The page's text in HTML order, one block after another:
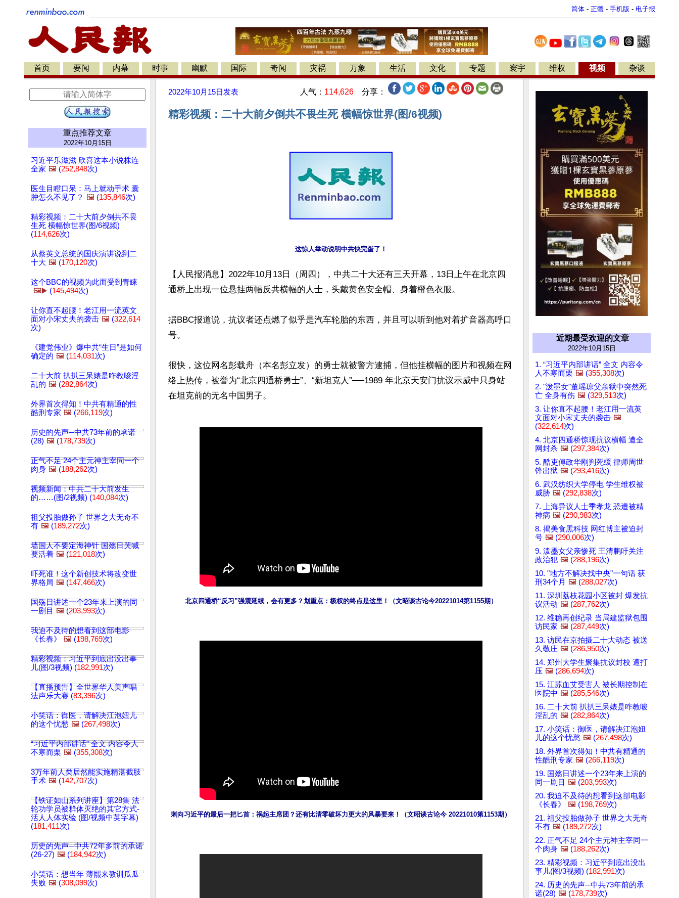
简体 - 正體 - 手机版 - 电子报
首页 要闻 内幕 时事 幽默 国际 奇闻 灾祸 万象 生活 文化 专题 寰宇 维权 视频 杂谈
重点推荐文章
2022年10月15日
习近平乐滋滋 欣喜这本小说株连
全家 🖼️ (252,848次)
医生目瞪口呆：马上就动手术 囊
肿怎么不见了？ 🖼️ (135,846次)
精彩视频：二十大前夕倒共不畏
生死 横幅惊世界(图/6视频)
(114,626次)
从蔡英文总统的国庆演讲说到二
十大 🖼️ (170,120次)
这个BBC的视频为此而受到青睐
🖼️▶️ (145,494次)
让你直不起腰！老江用一流英文
面对小宋丈夫的袭击 🖼️ (322,614
次)
《建党伟业》爆中共“生日”是如何
确定的 🖼️ (114,031次)
二十大前 扒扒三呆婊是咋教唆淫
乱的 🖼️ (282,864次)
外界首次得知！中共有精通的性
酷刑专家 🖼️ (266,119次)
历史的先声─中共73年前的承诺
(28) 🖼️ (178,739次)
正气不足 24个主元神主宰同一个
肉身 🖼️ (188,262次)
视频新闻：中共二十大前发生
的……(图/2视频) (140,084次)
祖父投胎做孙子 世界之大无奇不
有 🖼️ (189,272次)
墙国人不要定海神针 国殇日哭喊
要活着 🖼️ (121,018次)
吓死谁！这个新创技术将改变世
界格局 🖼️ (147,466次)
国殇日讲述一个23年来上演的同
一剧目 🖼️ (203,993次)
我迫不及待的想看到这部电影
《长春》
🖼️ (198,769次)
精彩视频：习近平到底出没出事
儿(图/3视频) (182,991次)
【直播预告】全世界华人美声唱
法声乐大赛 (83,396次)
小笑话：御医，请解决江泡妞儿
的这个忧愁 🖼️ (267,498次)
“习近平内部讲话” 全文 内容令人
不寒而栗 🖼️ (355,308次)
3万年前人类居然能实施精湛截肢
手术 🖼️ (142,707次)
【铁证如山系列讲座】第28集 法
轮功学员被群体灭绝的其它方式-
活人人体实验 (图/视频中英字幕)
(181,411次)
历史的先声─中共72年多前的承诺
(26-27) 🖼️ (184,942次)
小笑话：想当年 薄熙来教训瓜瓜
失败 🖼️ (308,099次)
2022年10月15日 发表 人气： 114,626 分享：
精彩视频：二十大前夕倒共不畏生死 横幅惊世界(图/6视频)
这惊人举动说明中共快完蛋了！
【人民报消息】2022年10月13日（周四），中共二十大还有三天开幕，13日上午在北京四
通桥上出现一位悬挂两幅反共横幅的人士，头戴黄色安全帽、身着橙色衣服。
据BBC报道说，抗议者还点燃了似乎是汽车轮胎的东西，并且可以听到他对着扩音器高呼口
号。
很快，这位网名彭载舟（本名彭立发）的勇士就被警方逮捕，但他挂横幅的图片和视频在网
络上热传，被誉为“北京四通桥勇士”、“新坦克人”──1989 年北京天安门抗议示威中只身站
北京四通桥“反习”强震延续，会有更多？划重点：极权的终点是这里！（文昭谈古论今20221014第1155期）
刺向习近平的最后一把匕首：祸起主席团？还有比清零破坏力更大的风暴要来！（文昭谈古论今 20221010第1153期）
近期最受欢迎的文章
2022年10月15日
1. “习近平内部讲话” 全文 内容令
人不寒而栗 🖼️ (355,308次)
2. "泼墨女"董瑶琼父亲狱中突然死
亡 全身有伤 🖼️ (329,513次)
3. 让你直不起腰！老江用一流英
文面对小宋丈夫的袭击 🖼️
(322,614次)
4. 北京四通桥惊现抗议横幅 遭全
网封杀 🖼️ (297,384次)
5. 酷吏傅政华刚判死缓 律师周世
锋出狱 🖼️ (293,416次)
6. 武汉纺织大学停电 学生维权被
威胁 🖼️ (292,838次)
7. 上海异议人士季孝龙 恐遭被精
神病 🖼️ (290,983次)
8. 揭美食黑科技 网红博主被迫封
号 🖼️ (290,006次)
9. 泼墨女父亲惨死 王清鹏吁关注
政治犯 🖼️ (288,196次)
10. "地方不解决找中央"一句话 获
刑34个月 🖼️ (288,027次)
11. 深圳荔枝花园小区被封 爆发抗
议活动 🖼️ (287,762次)
12. 维稳再创纪录 当局建监狱包围
访民家 🖼️ (287,449次)
13. 访民在京拍摄二十大动态 被送
久敬庄 🖼️ (286,950次)
14. 郑州大学生聚集抗议封校 遭打
压 🖼️ (286,694次)
15. 江苏血艾受害人 被长期控制在
医院中 🖼️ (285,546次)
16. 二十大前 扒扒三呆婊是咋教唆
淫乱的 🖼️ (282,864次)
17. 小笑话：御医，请解决江泡妞
儿的这个忧愁 🖼️ (267,498次)
18. 外界首次得知！中共有精通的
性酷刑专家 🖼️ (266,119次)
19. 国殇日讲述一个23年来上演的
同一剧目 🖼️ (203,993次)
20. 我迫不及待的想看到这部电影
《长春》
🖼️ (198,769次)
21. 祖父投胎做孙子 世界之大无奇
不有 🖼️ (189,272次)
22. 正气不足 24个主元神主宰同一
个肉身 🖼️ (188,262次)
23. 精彩视频：习近平到底出没出
事儿(图/3视频) (182,991次)
24. 历史的先声─中共73年前的承
诺(28) 🖼️ (178,739次)